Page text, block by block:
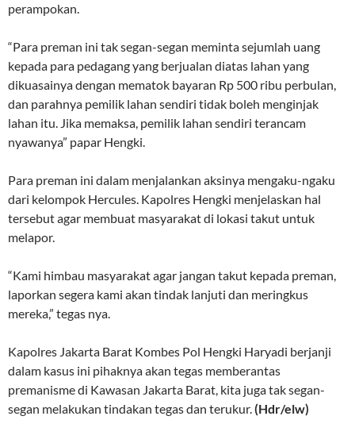
perampokan.
“Para preman ini tak segan-segan meminta sejumlah uang
kepada para pedagang yang berjualan diatas lahan yang
dikuasainya dengan mematok bayaran Rp 500 ribu perbulan,
dan parahnya pemilik lahan sendiri tidak boleh menginjak
lahan itu. Jika memaksa, pemilik lahan sendiri terancam
nyawanya” papar Hengki.
Para preman ini dalam menjalankan aksinya mengaku-ngaku
dari kelompok Hercules. Kapolres Hengki menjelaskan hal
tersebut agar membuat masyarakat di lokasi takut untuk
melapor.
“Kami himbau masyarakat agar jangan takut kepada preman,
laporkan segera kami akan tindak lanjuti dan meringkus
mereka,” tegas nya.
Kapolres Jakarta Barat Kombes Pol Hengki Haryadi berjanji
dalam kasus ini pihaknya akan tegas memberantas
premanisme di Kawasan Jakarta Barat, kita juga tak segan-
segan melakukan tindakan tegas dan terukur.(Hdr/elw)